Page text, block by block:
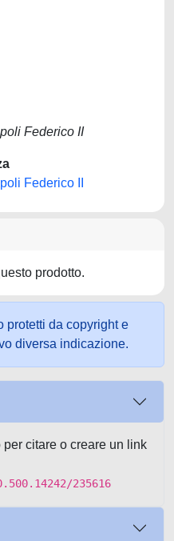
Federico II
Federico II
prodotto.
protetti da copyright e
diversa indicazione.
citare o creare un link
235616